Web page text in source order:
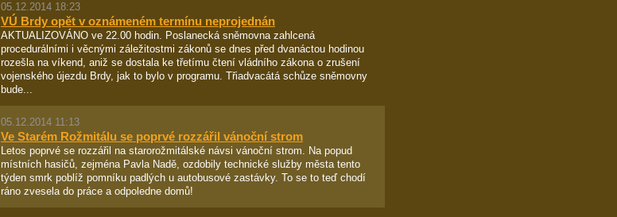
05.12.2014 18:23
VÚ Brdy opět v oznámeném termínu neprojednán
AKTUALIZOVÁNO ve 22.00 hodin. Poslanecká sněmovna zahlcená
procedurálními i věcnými záležitostmi zákonů se dnes před dvanáctou hodinou
rozešla na víkend, aniž se dostala ke třetímu čtení vládního zákona o zrušení
vojenského újezdu Brdy, jak to bylo v programu. Třiadvacátá schůze sněmovny
bude...
05.12.2014 11:13
Ve Starém Rožmitálu se poprvé rozzářil vánoční strom
Letos poprvé se rozzářil na starorožmitálské návsi vánoční strom. Na popud
místních hasičů, zejména Pavla Nadě, ozdobily technické služby města tento
týden smrk poblíž pomníku padlých u autobusové zastávky. To se to teď chodí
ráno zvesela do práce a odpoledne domů!